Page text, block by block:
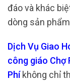
đáo và khác
dòng sản
Dịch Vụ Giao
công giáo Chợ
Phíkhông chỉ